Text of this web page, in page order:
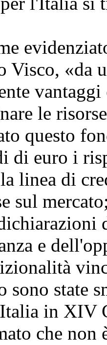
Visco, «da
le
questo
di euro i
linea di
sul
di
e
sono state
in XIV
che